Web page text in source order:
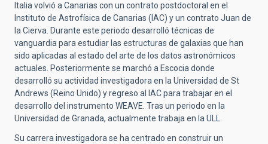
Italia volvió a Canarias con un contrato postdoctoral en el
Instituto de Astrofísica de Canarias (IAC) y un contrato Juan de
la Cierva. Durante este periodo desarrolló técnicas de
vanguardia para estudiar las estructuras de galaxias que han
sido aplicadas al estado del arte de los datos astronómicos
actuales. Posteriormente se marchó a Escocia donde
desarrolló su actividad investigadora en la Universidad de St
Andrews (Reino Unido) y regreso al IAC para trabajar en el
desarrollo del instrumento WEAVE. Tras un periodo en la
Universidad de Granada, actualmente trabaja en la ULL.
Su carrera investigadora se ha centrado en construir un